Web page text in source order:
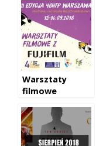
Warsztaty
filmowe